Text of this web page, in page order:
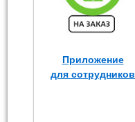
Приложение
для сотрудников